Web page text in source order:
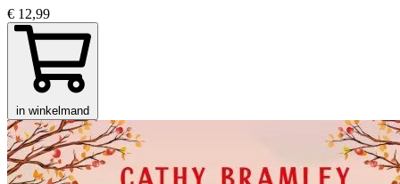
€ 12,99
in winkelmand